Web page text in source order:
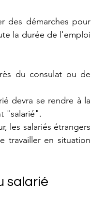
des démarches pour
la durée de l'emploi
du consulat ou de
devra se rendre à la
"salarié".
les salariés étrangers
travailler en situation
salarié